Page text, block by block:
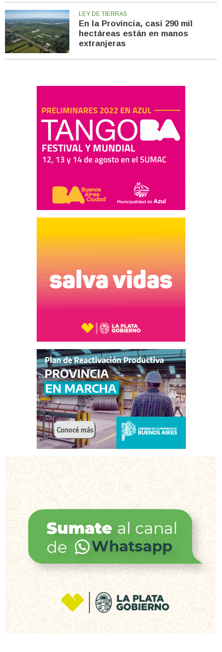
LEY DE TIERRAS
En la Provincia, casi 290 mil
hectáreas están en manos
extranjeras